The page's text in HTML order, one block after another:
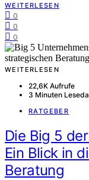
WEITERLESEN
0
0
0
WEITERLESEN
22,6K Aufrufe
3 Minuten
RATGEBER
Die Big 5
Ein Blick in
Beratung